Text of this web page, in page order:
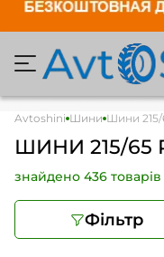
Avtoshini Шини Шини 215/
ШИНИ 215/65
знайдено 436 товарів
Фільтр